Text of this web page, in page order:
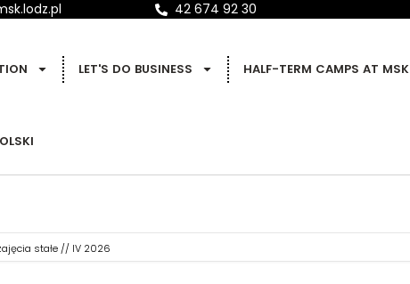
42 674 92 30
LET'S DO BUSINESS HALF-TERM CAMPS AT MSK
stałe // IV 2026